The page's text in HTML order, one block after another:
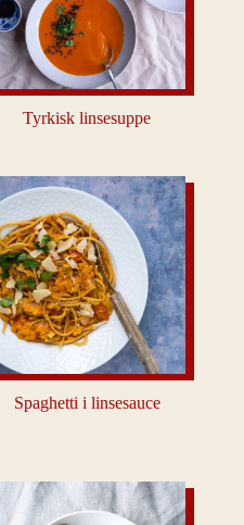
Tyrkisk linsesuppe
Spaghetti i linsesauce